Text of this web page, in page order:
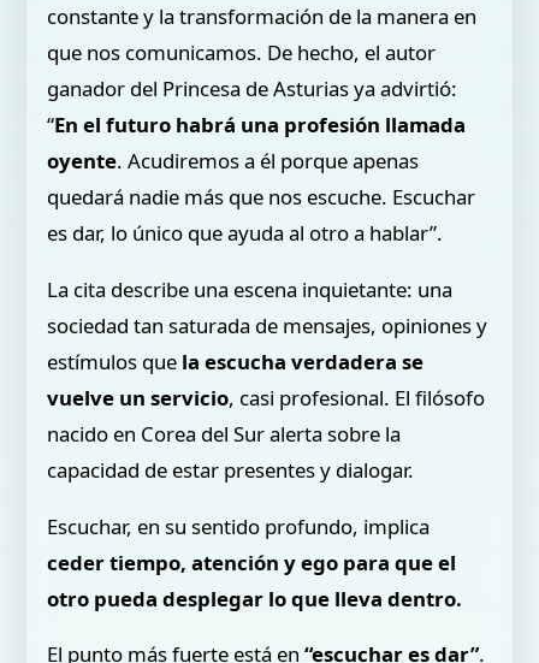
constante y la transformación de la manera en
que nos comunicamos. De hecho, el autor
ganador del Princesa de Asturias ya advirtió:
“En el futuro habrá una profesión llamada
oyente. Acudiremos a él porque apenas
quedará nadie más que nos escuche. Escuchar
es dar, lo único que ayuda al otro a hablar”.
La cita describe una escena inquietante: una
sociedad tan saturada de mensajes, opiniones y
estímulos que la escucha verdadera se
vuelve un servicio, casi profesional. El filósofo
nacido en Corea del Sur alerta sobre la
capacidad de estar presentes y dialogar.
Escuchar, en su sentido profundo, implica
ceder tiempo, atención y ego para que el
otro pueda desplegar lo que lleva dentro.
El punto más fuerte está en“escuchar es dar”.